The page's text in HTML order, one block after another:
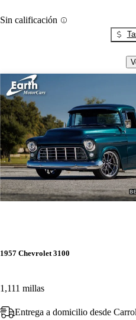
Sin calificación
1957 Chevrolet 3100
1,111 millas
Entrega a domicilio desde